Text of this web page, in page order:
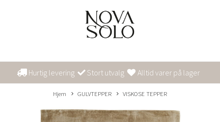
Hurtig levering Stort utvalg Alltid varer på lager
Hjem GULVTEPPER VISKOSE TEPPER